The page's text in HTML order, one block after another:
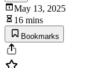
May 13, 2025
16 mins
Bookmarks